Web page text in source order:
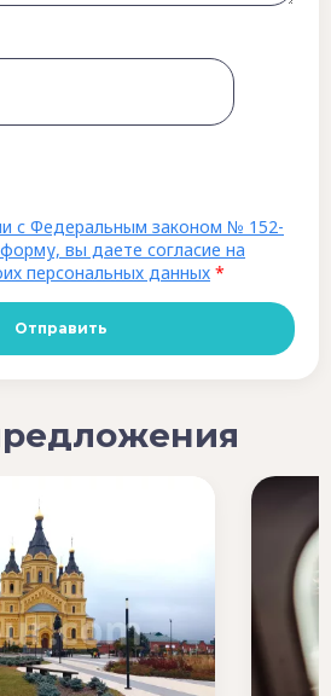
с Федеральным законом № 152-
вы даете согласие на
персональных данных *